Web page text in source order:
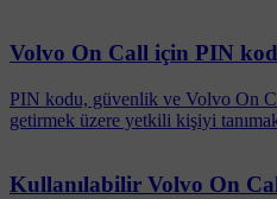
Volvo On Call için PIN
PIN kodu, güvenlik ve Volvo On
getirmek üzere yetkili kişiyi
Kullanılabilir Volvo On